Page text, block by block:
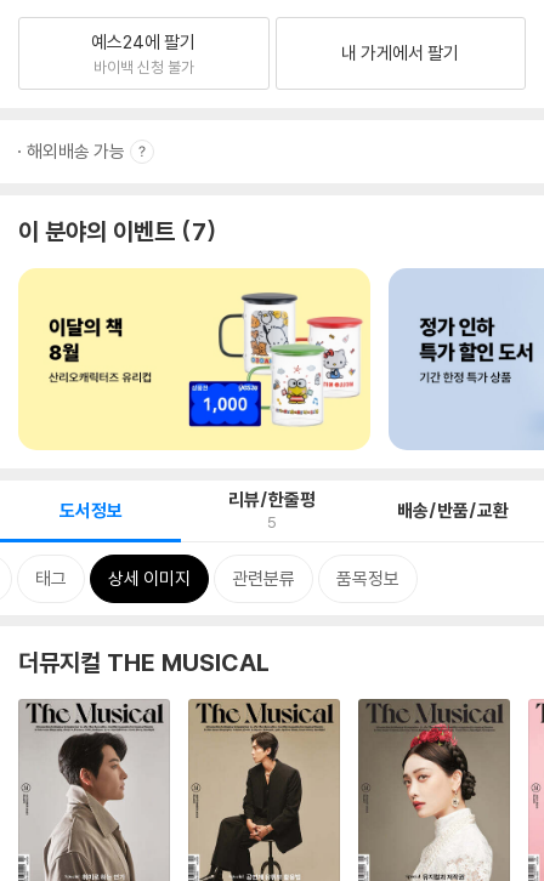
예스24에 팔기
바이백 신청 불가
내 가게에서 팔기
해외배송 가능
이 분야의 이벤트 7
도서정보 리뷰/한줄평
5 배송/반품/교환
태그 상세 이미지 관련분류 품목정보
더뮤지컬 THE MUSICAL